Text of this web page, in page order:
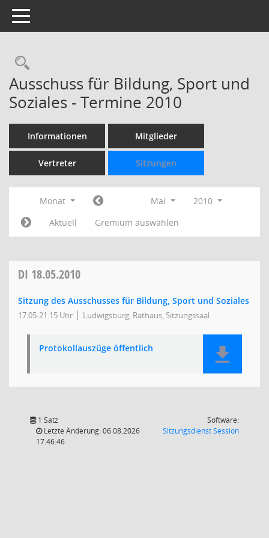
Toggle navigation
Rechercheauswahl
Ausschuss für Bildung, Sport und
Soziales - Termine 2010
Informationen Mitglieder
Vertreter Sitzungen
Monat Mai
2010
Aktuell
Gremium auswählen
DI 18.05.2010
Sitzung des Ausschusses für Bildung, Sport und Soziales
17:05-21:15 Uhr Ludwigsburg, Rathaus, Sitzungssaal
Protokollauszüge öffentlich
1 Satz
Letzte Änderung: 06.08.2026
17:46:46
Software:
SitzungsdienstSession(Wird in